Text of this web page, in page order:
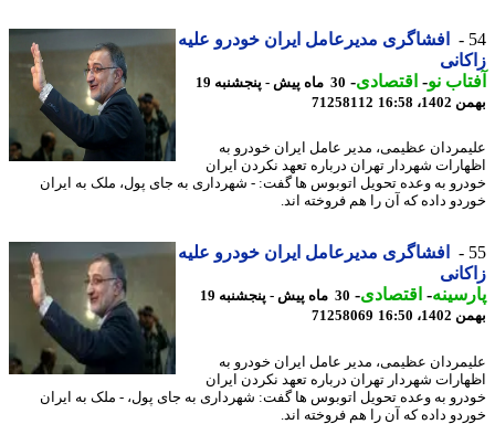
افشاگری مدیرعامل ایران خودرو علیه
نو- اقتصادی-
30 ماه پیش - پنجشنبه 19
16:58
71258112
عظیمی، مدیر عامل ایران خودرو به
شهردار تهران درباره تعهد نکردن ایران
به وعده تحویل اتوبوس ها گفت: - شهرداری به جای پول، ملک به ایران
داده که آن را هم فروخته اند.
افشاگری مدیرعامل ایران خودرو علیه
-اقتصادی-
30 ماه پیش - پنجشنبه 19
16:50
71258069
عظیمی، مدیر عامل ایران خودرو به
شهردار تهران درباره تعهد نکردن ایران
به وعده تحویل اتوبوس ها گفت: شهرداری به جای پول، - ملک به ایران
داده که آن را هم فروخته اند.